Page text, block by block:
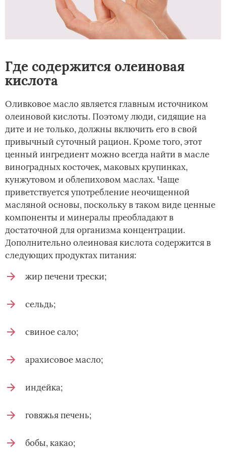
Где содержится олеиновая
кислота
Оливковое масло является главным источником
олеиновой кислоты. Поэтому люди, сидящие на
дите и не только, должны включить его в свой
привычный суточный рацион. Кроме того, этот
ценный ингредиент можно всегда найти в масле
виноградных косточек, маковых крупинках,
кунжутовом и облепиховом маслах. Чаще
приветствуется употребление неочищенной
масляной основы, поскольку в таком виде ценные
компоненты и минералы преобладают в
достаточной для организма концентрации.
Дополнительно олеиновая кислота содержится в
следующих продуктах питания:
жир печени трески;
сельдь;
свиное сало;
арахисовое масло;
индейка;
говяжья печень;
бобы, какао;